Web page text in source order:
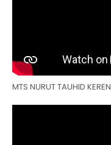
MTS NURUT TAUHID KEREN